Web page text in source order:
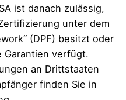
ist danach zulässig,
unter dem
(DPF) besitzt oder
Garantien verfügt.
an Drittstaaten
finden Sie in